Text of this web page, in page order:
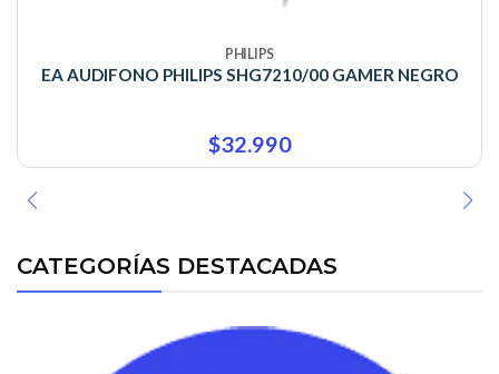
PHILIPS
EA AUDIFONO PHILIPS SHG7210/00 GAMER NEGRO
$32.990
CATEGORÍAS DESTACADAS